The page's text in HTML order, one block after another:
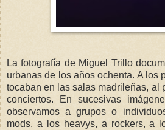
La fotografía de Miguel Trillo
urbanas de los años ochenta. A los
tocaban en las salas madrileñas, al
conciertos. En sucesivas
observamos a grupos o
mods, a los heavys, a rockers, a